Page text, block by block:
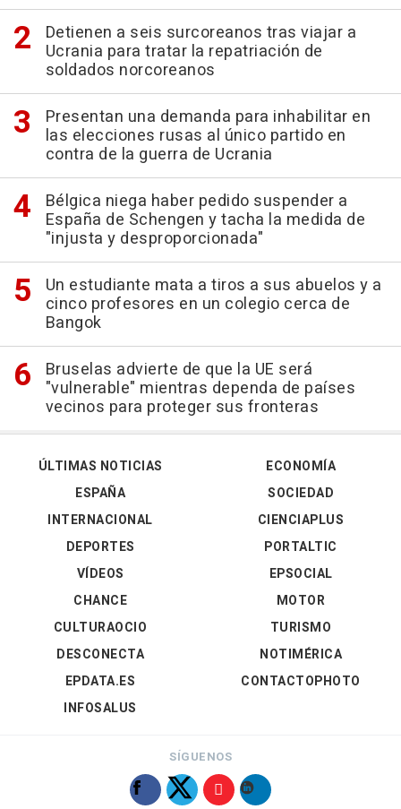
Detienen a seis surcoreanos tras viajar a
Ucrania para tratar la repatriación de
soldados norcoreanos
Presentan una demanda para inhabilitar en
las elecciones rusas al único partido en
contra de la guerra de Ucrania
Bélgica niega haber pedido suspender a
España de Schengen y tacha la medida de
"injusta y desproporcionada"
Un estudiante mata a tiros a sus abuelos y a
cinco profesores en un colegio cerca de
Bangok
Bruselas advierte de que la UE será
"vulnerable" mientras dependa de países
vecinos para proteger sus fronteras
ÚLTIMAS NOTICIAS
ESPAÑA
INTERNACIONAL
DEPORTES
VÍDEOS
ECONOMÍA
SOCIEDAD
CIENCIAPLUS
PORTALTIC
EPSOCIAL
CHANCE
CULTURAOCIO
DESCONECTA
EPDATA.ES
INFOSALUS
MOTOR
TURISMO
NOTIMÉRICA
CONTACTOPHOTO
SÍGUENOS